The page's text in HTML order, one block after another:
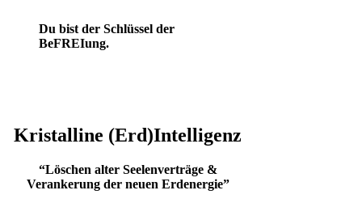
Du bist der Schlüssel der
BeFREIung.
Kristalline (Erd)Intelligenz
“Löschen alter Seelenverträge &
Verankerung der neuen Erdenergie”